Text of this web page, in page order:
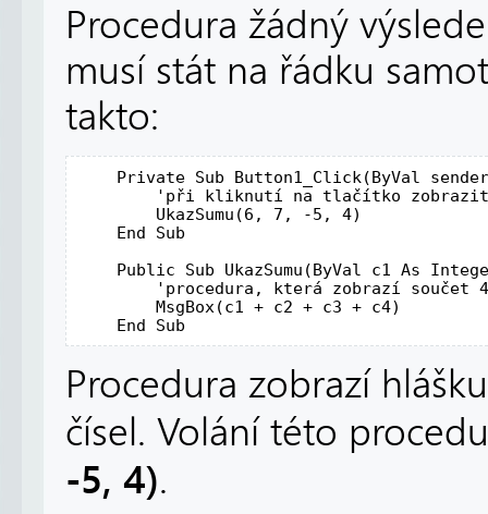
Procedura žádný
musí stát na řádku
takto:
Private Sub Button1_Click(ByVal
'při kliknutí na tlačítko zobrazit
        UkazSumu(6, 7, -5, 4)
End
Sub
Public
Sub UkazSumu(ByVal c1 As
'procedura, která zobrazí součet
        MsgBox(c1 + c2 + c3 + c4)
End
Sub
Procedura zobrazí
čísel. Volání této
-5, 4).